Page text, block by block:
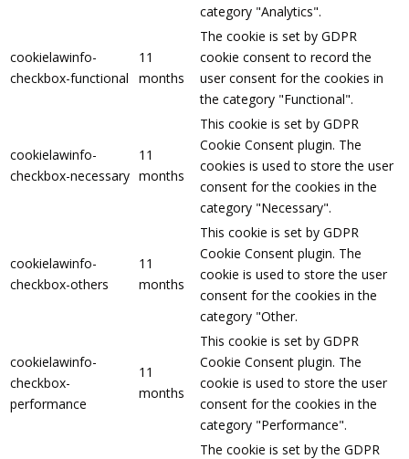
category "Analytics".
cookielawinfo-
checkbox-functional
11
months
The cookie is set by GDPR
cookie consent to record the
user consent for the cookies in
the category "Functional".
cookielawinfo-
checkbox-necessary
11
months
This cookie is set by GDPR
Cookie Consent plugin. The
cookies is used to store the user
consent for the cookies in the
category "Necessary".
cookielawinfo-
checkbox-others
11
months
This cookie is set by GDPR
Cookie Consent plugin. The
cookie is used to store the user
consent for the cookies in the
category "Other.
cookielawinfo-
checkbox-
performance
11
months
This cookie is set by GDPR
Cookie Consent plugin. The
cookie is used to store the user
consent for the cookies in the
category "Performance".
The cookie is set by the GDPR